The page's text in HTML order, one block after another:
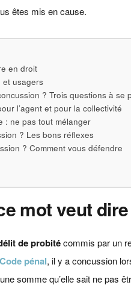
êtes mis en cause.
en droit
usagers
? Trois questions à se
l’agent et pour la collectivité
: ne pas tout mélanger
? Les bons réflexes
? Comment vous défendre
mot veut
de probitécommis par un
pénal, il y a concussion
somme qu’elle sait ne pas